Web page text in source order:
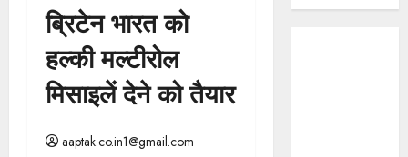
ब्रिटेन भारत को
हल्की मल्टीरोल
मिसाइलें देने को तैयार
aaptak.co.in1@gmail.com